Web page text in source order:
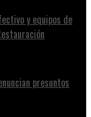
y equipos de
presuntos